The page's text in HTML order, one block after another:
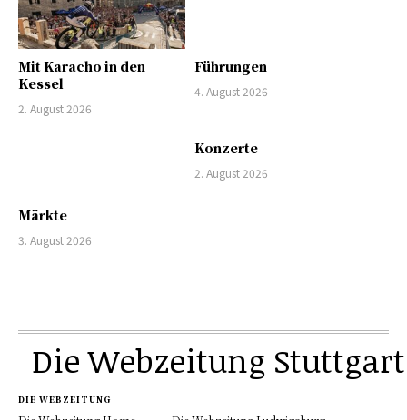
Mit Karacho in den
Kessel
2. August 2026
Führungen
4. August 2026
Märkte
3. August 2026
Konzerte
2. August 2026
Die Webzeitung Stuttgart
DIE WEBZEITUNG